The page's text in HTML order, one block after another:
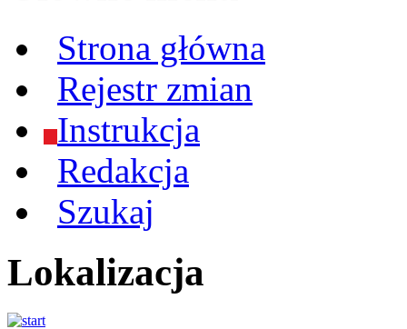
Strona główna
Rejestr zmian
Instrukcja
Redakcja
Szukaj
Lokalizacja